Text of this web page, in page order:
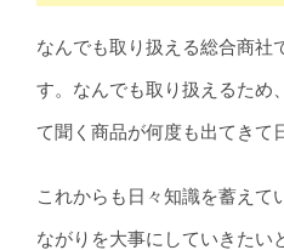
なんでも取り扱える総合商社
す。なんでも取り扱えるため
て聞く商品が何度も出てきて
これからも日々知識を蓄えて
ながりを大事にしていきたい